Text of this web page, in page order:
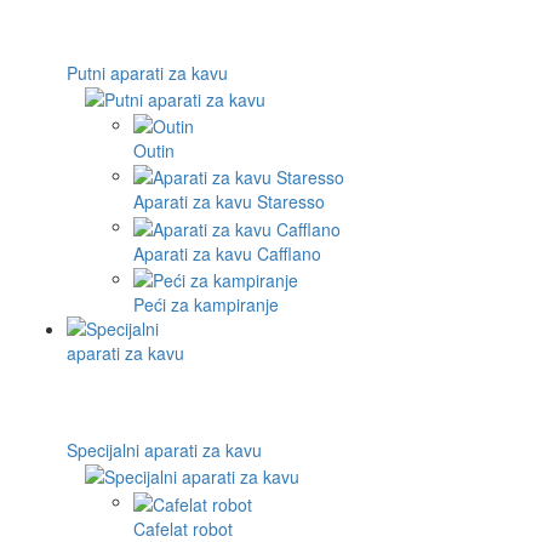
Putni aparati za kavu
Outin
Aparati za kavu Staresso
Aparati za kavu Cafflano
Peći za kampiranje
Specijalni aparati za kavu
Cafelat robot